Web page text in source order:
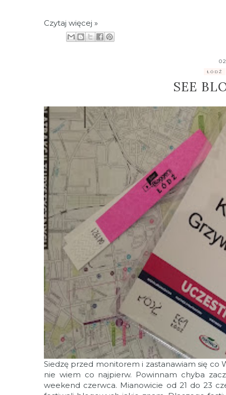
Czytaj więcej »
SEE
Siedzę przed monitorem i zastanawiam się co
nie wiem co najpierw. Powinnam chyba
weekend czerwca. Mianowicie od 21 do 23
ŁÓDŹ